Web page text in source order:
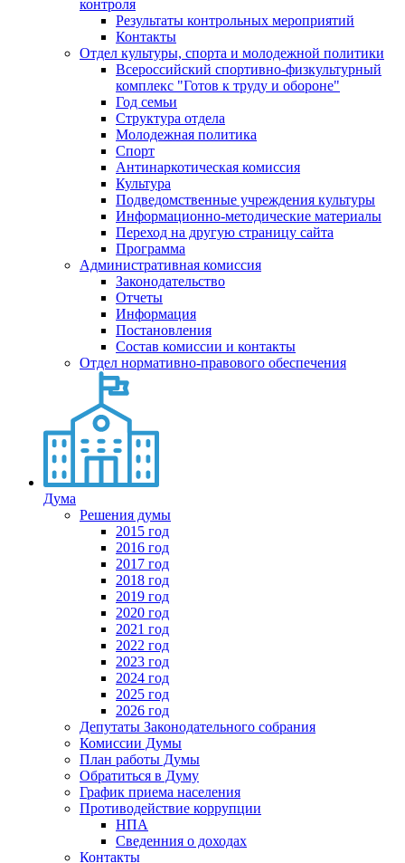
контроля
Результаты контрольных мероприятий
Контакты
Отдел культуры, спорта и молодежной политики
Всероссийский спортивно-физкультурный
комплекс "Готов к труду и обороне"
Год семьи
Структура отдела
Молодежная политика
Спорт
Антинаркотическая комиссия
Культура
Подведомственные учреждения культуры
Информационно-методические материалы
Переход на другую страницу сайта
Программа
Административная комиссия
Законодательство
Отчеты
Информация
Постановления
Состав комиссии и контакты
Отдел нормативно-правового обеспечения
Дума
Решения думы
2015 год
2016 год
2017 год
2018 год
2019 год
2020 год
2021 год
2022 год
2023 год
2024 год
2025 год
2026 год
Депутаты Законодательного собрания
Комиссии Думы
План работы Думы
Обратиться в Думу
График приема населения
Противодействие коррупции
НПА
Сведенния о доходах
Контакты